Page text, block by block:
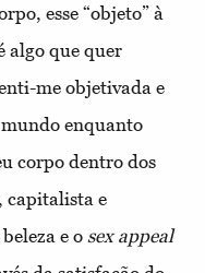
esse “objeto” à
algo que quer
me objetivada e
enquanto
corpo dentro dos
capitalista e
e o sex appeal